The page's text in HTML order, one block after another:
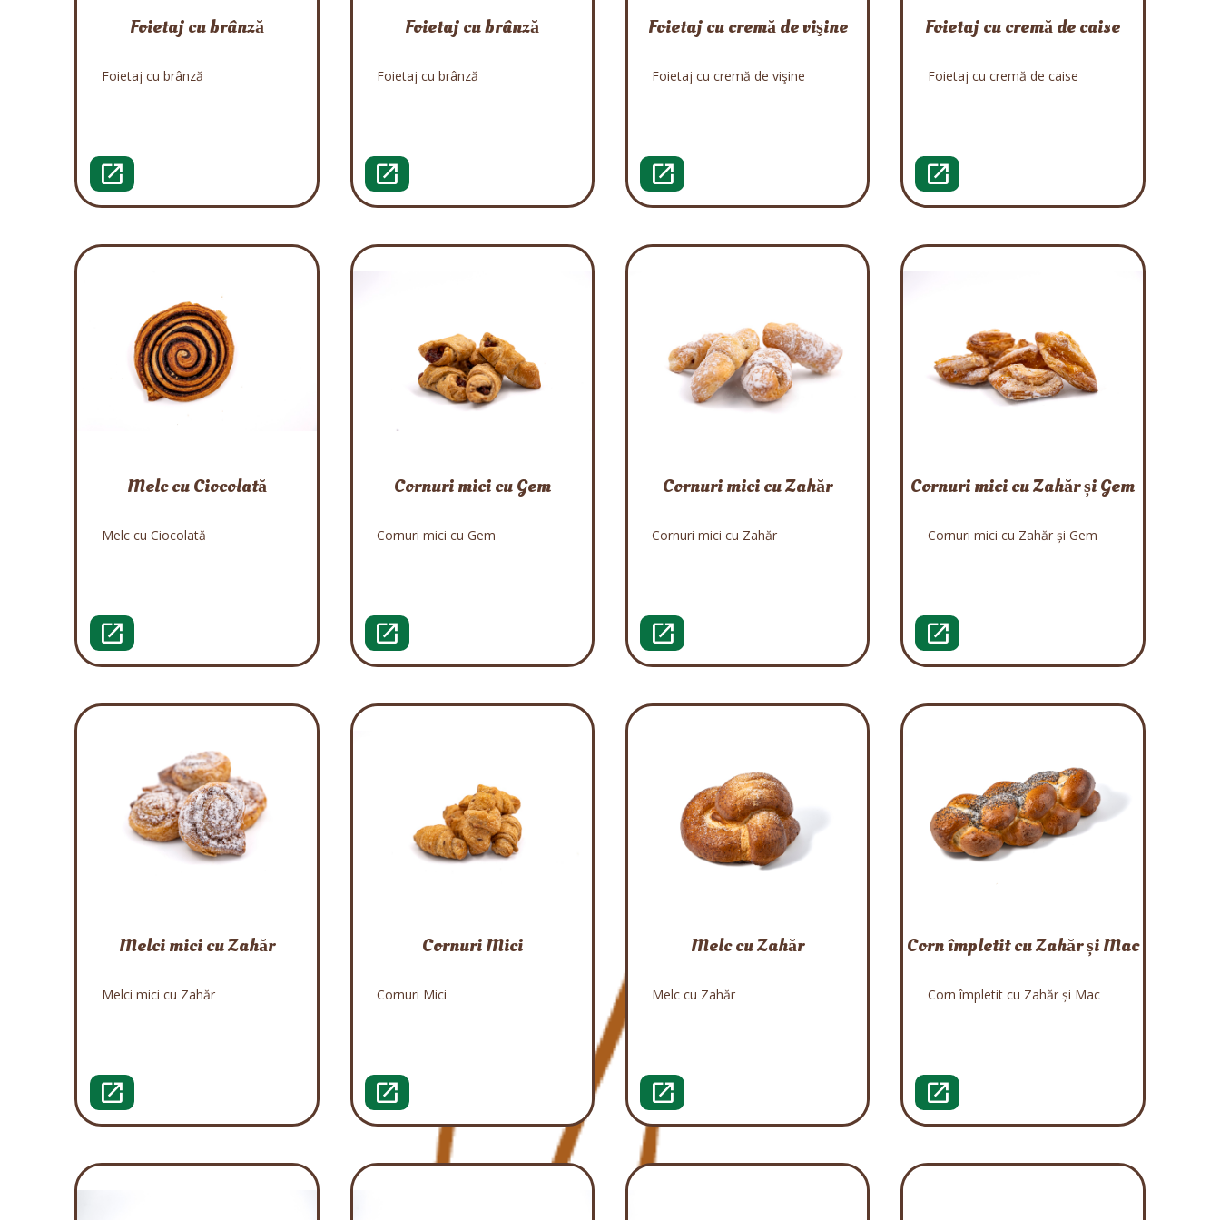
Foietaj cu brânză
Foietaj cu brânză
open_in_new
Foietaj cu brânză
Foietaj cu brânză
open_in_new
Foietaj cu cremă de vişine
Foietaj cu cremă de vişine
open_in_new
Foietaj cu cremă de caise
Foietaj cu cremă de caise
open_in_new
Melc cu Ciocolată
Melc cu Ciocolată
open_in_new
Cornuri mici cu Gem
Cornuri mici cu Gem
open_in_new
Cornuri mici cu Zahăr
Cornuri mici cu Zahăr
open_in_new
Cornuri mici cu Zahăr și Gem
Cornuri mici cu Zahăr și Gem
open_in_new
Melci mici cu Zahăr
Melci mici cu Zahăr
open_in_new
Cornuri Mici
Cornuri Mici
open_in_new
Melc cu Zahăr
Melc cu Zahăr
open_in_new
Corn împletit cu Zahăr și Mac
Corn împletit cu Zahăr și Mac
open_in_new